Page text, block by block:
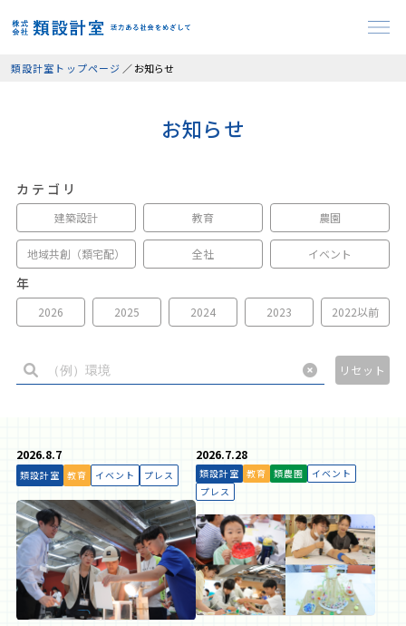
類設計室トップページ ／お知らせ
お知らせ
カ テ ゴ リ
建築設計 教育 農園
地域共創（類宅配） 全社 イベント
年
2026 2025 2024 2023 2022以前
リセット
2026.8.7
イベント プレス
教育
類設計室
2026.7.28
イベント
プレス
教育
類設計室 類農園